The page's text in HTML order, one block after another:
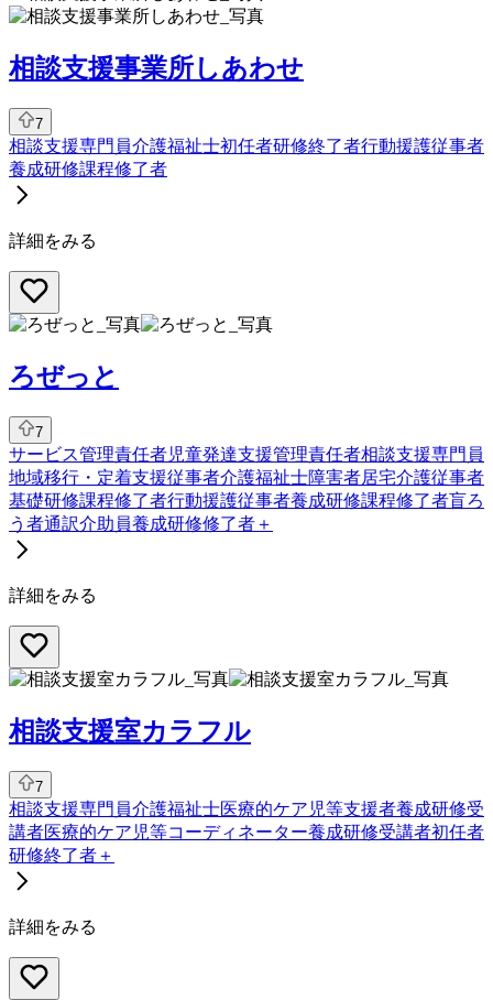
相談支援事業所しあわせ
7
相談支援専門員介護福祉士初任者研修終了者行動援護従事者
養成研修課程修了者
詳細をみる
ろぜっと
7
サービス管理責任者児童発達支援管理責任者相談支援専門員
地域移行・定着支援従事者介護福祉士障害者居宅介護従事者
基礎研修課程修了者行動援護従事者養成研修課程修了者盲ろ
う者通訳介助員養成研修修了者＋
詳細をみる
相談支援室カラフル
7
相談支援専門員介護福祉士医療的ケア児等支援者養成研修受
講者医療的ケア児等コーディネーター養成研修受講者初任者
研修終了者＋
詳細をみる